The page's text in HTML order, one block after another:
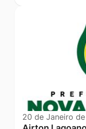
20 de Janeiro